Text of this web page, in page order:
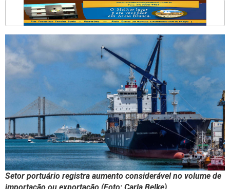
Setor portuário registra aumento considerável no volume de
importação ou exportação (Foto: Carla Belke)